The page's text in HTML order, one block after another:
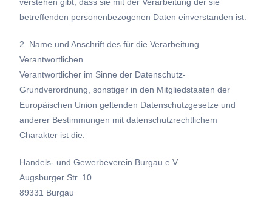
betreffenden personenbezogenen Daten einverstanden ist.
2. Name und Anschrift des für die Verarbeitung
Verantwortlichen
Verantwortlicher im Sinne der Datenschutz-
Grundverordnung, sonstiger in den Mitgliedstaaten der
Europäischen Union geltenden Datenschutzgesetze und
anderer Bestimmungen mit datenschutzrechtlichem
Charakter ist die:
Handels- und Gewerbeverein Burgau e.V.
Augsburger Str. 10
89331 Burgau